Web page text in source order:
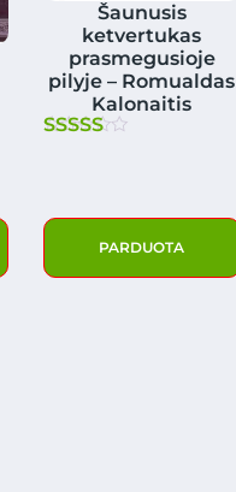
Šaunusis
ketvertukas
prasmegusioje
pilyje – Romualdas
Kalonaitis
PARDUOTA